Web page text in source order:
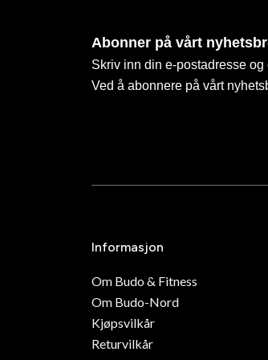
Abonner på vårt
Skriv inn din e-postadresse
Ved å abonnere på vårt
Informasjon
Om Budo & Fitness
Om Budo-Nord
Kjøpsvilkår
Returvilkår